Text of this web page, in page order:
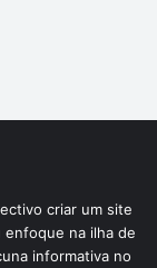
criar um site
na ilha de
informativa no